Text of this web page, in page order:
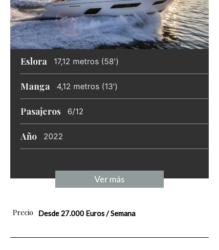
Eslora 17,12 metros (58')
Manga 4,12 metros (13')
Pasajeros 6/12
Año 2022
Ver más
Precio Desde 27.000 Euros / Semana